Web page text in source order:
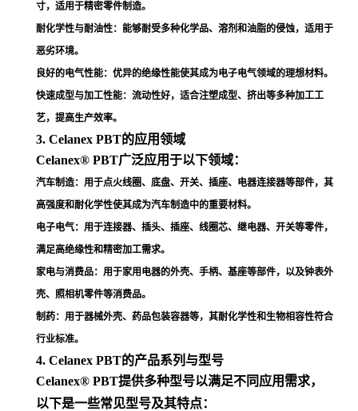
寸，适用于精密零件制造。
耐化学性与耐油性：能够耐受多种化学品、溶剂和油脂的侵蚀，适用于
恶劣环境。
良好的电气性能：优异的绝缘性能使其成为电子电气领域的理想材料。
快速成型与加工性能：流动性好，适合注塑成型、挤出等多种加工工
艺，提高生产效率。
3. Celanex PBT的应用领域
Celanex® PBT广泛应用于以下领域：
汽车制造：用于点火线圈、底盘、开关、插座、电器连接器等部件，其
高强度和耐化学性使其成为汽车制造中的重要材料。
电子电气：用于连接器、插头、插座、线圈芯、继电器、开关等零件，
满足高绝缘性和精密加工需求。
家电与消费品：用于家用电器的外壳、手柄、基座等部件，以及钟表外
壳、照相机零件等消费品。
制药：用于器械外壳、药品包装容器等，其耐化学性和生物相容性符合
行业标准。
4. Celanex PBT的产品系列与型号
Celanex® PBT提供多种型号以满足不同应用需求，
以下是一些常见型号及其特点：